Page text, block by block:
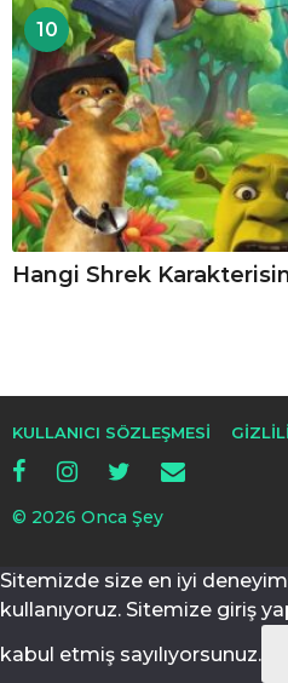
10
Hangi Shrek
KULLANICI SÖZLEŞMESI
© 2026 Onca Şey
Sitemizde size en iyi
kullanıyoruz. Sitemize giriş
kabul etmiş sayılıyorsunuz.